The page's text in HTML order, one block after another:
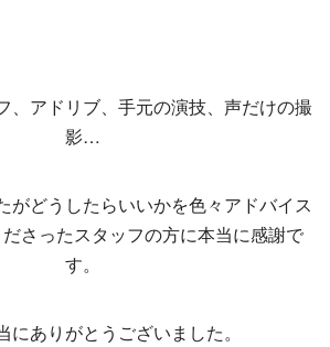
、アドリブ、手元の演技、声だけの撮
影…
がどうしたらいいかを色々アドバイス
さったスタッフの方に本当に感謝で
す。
にありがとうございました。